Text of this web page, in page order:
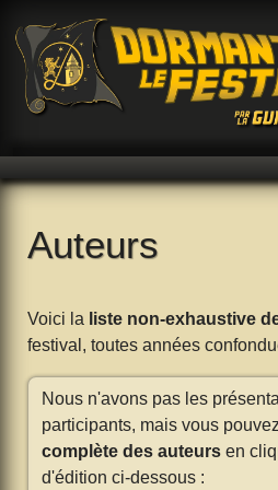
Auteurs
Voici la liste non-exhaustive
festival, toutes années
Nous n'avons pas les
participants, mais vous
complète des auteurs en
d'édition ci-dessous :